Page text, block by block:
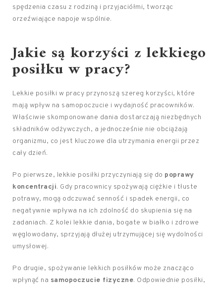
spędzenia czasu z rodziną i przyjaciółmi, tworząc
orzeźwiające napoje wspólnie.
Jakie są korzyści z lekkiego
posiłku w pracy?
Lekkie posiłki w pracy przynoszą szereg korzyści, które
mają wpływ na samopoczucie i wydajność pracowników.
Właściwie skomponowane dania dostarczają niezbędnych
składników odżywczych, a jednocześnie nie obciążają
organizmu, co jest kluczowe dla utrzymania energii przez
cały dzień.
Po pierwsze, lekkie posiłki przyczyniają się do poprawy
koncentracji. Gdy pracownicy spożywają ciężkie i tłuste
potrawy, mogą odczuwać senność i spadek energii, co
negatywnie wpływa na ich zdolność do skupienia się na
zadaniach. Z kolei lekkie dania, bogate w białko i zdrowe
węglowodany, sprzyjają dłużej utrzymującej się wydolności
umysłowej.
Po drugie, spożywanie lekkich posiłków może znacząco
wpłynąć na samopoczucie fizyczne. Odpowiednie posiłki,